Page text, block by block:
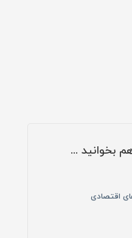
بخوانید ...
اقتصادی